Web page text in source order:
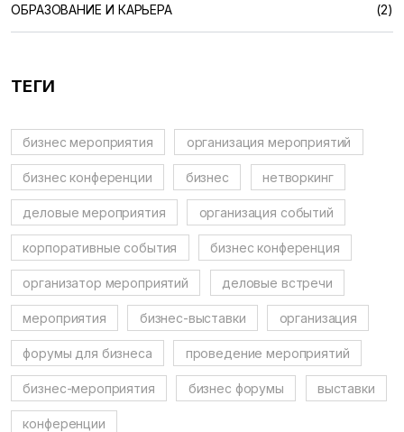
ОБРАЗОВАНИЕ И КАРЬЕРА (2)
ТЕГИ
бизнес мероприятия организация мероприятий
бизнес конференции бизнес нетворкинг
деловые мероприятия организация событий
корпоративные события бизнес конференция
организатор мероприятий деловые встречи
мероприятия бизнес-выставки организация
форумы для бизнеса проведение мероприятий
бизнес-мероприятия бизнес форумы выставки
конференции